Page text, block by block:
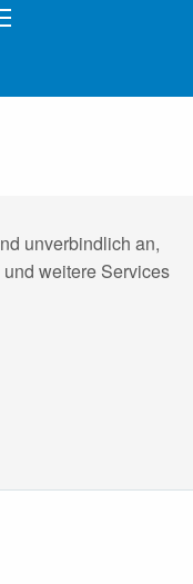
unverbindlich an,
weitere Services